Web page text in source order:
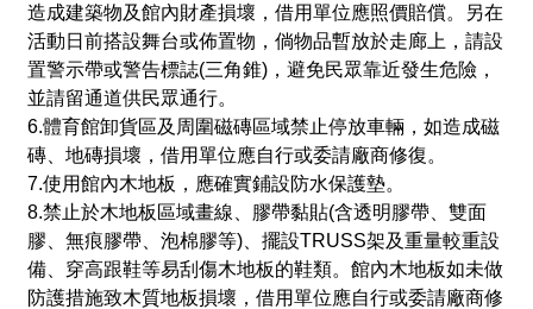
造成建築物及館內財產損壞，借用單位應照價賠償。另在
活動日前搭設舞台或佈置物，倘物品暫放於走廊上，請設
置警示帶或警告標誌(三角錐)，避免民眾靠近發生危險，
並請留通道供民眾通行。
6.體育館卸貨區及周圍磁磚區域禁止停放車輛，如造成磁
磚、地磚損壞，借用單位應自行或委請廠商修復。
7.使用館內木地板，應確實鋪設防水保護墊。
8.禁止於木地板區域畫線、膠帶黏貼(含透明膠帶、雙面
膠、無痕膠帶、泡棉膠等)、擺設TRUSS架及重量較重設
備、穿高跟鞋等易刮傷木地板的鞋類。館內木地板如未做
防護措施致木質地板損壞，借用單位應自行或委請廠商修